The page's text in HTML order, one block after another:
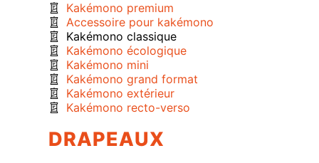
Kakémono premium
Accessoire pour kakémono
Kakémono classique
Kakémono écologique
Kakémono mini
Kakémono grand format
Kakémono extérieur
Kakémono recto-verso
DRAPEAUX